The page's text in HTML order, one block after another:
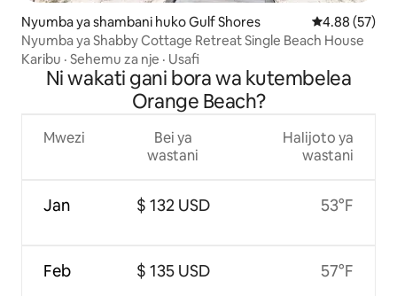
Nyumba ya shambani huko Gulf Shores Ukadiriaji wa
4.88 (57)
Nyumba ya Shabby Cottage Retreat Single Beach House
Karibu · Sehemu za nje · Usafi
Ni wakati gani bora wa kutembelea
Orange Beach?
Mwezi
Jan
Feb
Bei ya
wastani
$ 132 USD
$ 135 USD
Halijoto ya
wastani
53°F
57°F